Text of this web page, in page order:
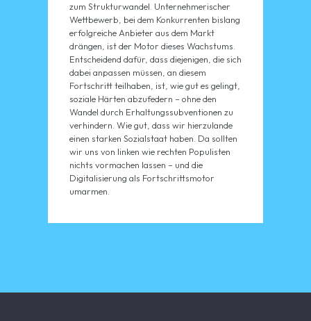
zum Strukturwandel. Unternehmerischer
Wettbewerb, bei dem Konkurrenten bislang
erfolgreiche Anbieter aus dem Markt
drängen, ist der Motor dieses Wachstums.
Entscheidend dafür, dass diejenigen, die sich
dabei anpassen müssen, an diesem
Fortschritt teilhaben, ist, wie gut es gelingt,
soziale Härten abzufedern – ohne den
Wandel durch Erhaltungssubventionen zu
verhindern. Wie gut, dass wir hierzulande
einen starken Sozialstaat haben. Da sollten
wir uns von linken wie rechten Populisten
nichts vormachen lassen – und die
Digitalisierung als Fortschrittsmotor
umarmen.